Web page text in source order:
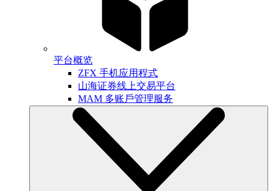
平台概览
ZFX 手机应用程式
山海证券线上交易平台
MAM 多账戶管理服务